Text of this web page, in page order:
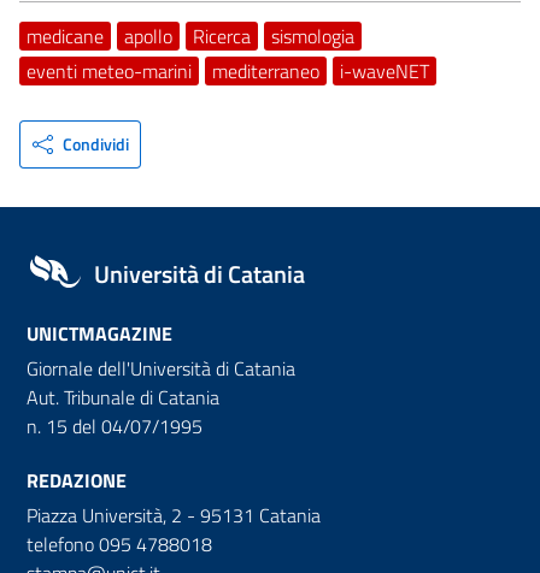
medicane apollo Ricerca
sismologia
eventi meteo-marini
mediterraneo i-waveNET
Condividi
Università di Catania
UNICTMAGAZINE
Giornale dell'Università di Catania
Aut. Tribunale di Catania
n. 15 del 04/07/1995
REDAZIONE
Piazza Università, 2 - 95131 Catania
telefono 095 4788018